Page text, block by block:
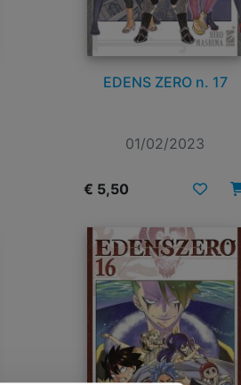
EDENS ZERO n. 17
01/02/2023
€ 5,50